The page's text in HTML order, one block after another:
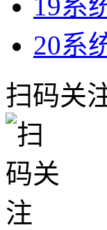
20系
扫码关